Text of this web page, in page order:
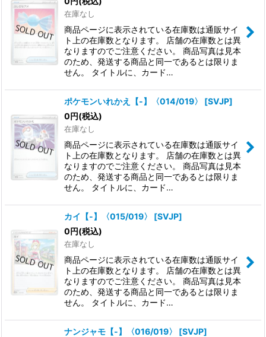
在庫なし
商品ページに表示されている在庫数は通販サイ
ト上の在庫数となります。 店舗の在庫数とは異
なりますのでご注意ください。 商品写真は見本
のため、発送する商品と同一であるとは限りま
せん。 タイトルに、カード…
ポケモンいれかえ【-】〈014/019〉 [SVJP]
0円(税込)
在庫なし
商品ページに表示されている在庫数は通販サイ
ト上の在庫数となります。 店舗の在庫数とは異
なりますのでご注意ください。 商品写真は見本
のため、発送する商品と同一であるとは限りま
せん。 タイトルに、カード…
カイ【-】〈015/019〉 [SVJP]
0円(税込)
在庫なし
商品ページに表示されている在庫数は通販サイ
ト上の在庫数となります。 店舗の在庫数とは異
なりますのでご注意ください。 商品写真は見本
のため、発送する商品と同一であるとは限りま
せん。 タイトルに、カード…
ナンジャモ【-】〈016/019〉 [SVJP]